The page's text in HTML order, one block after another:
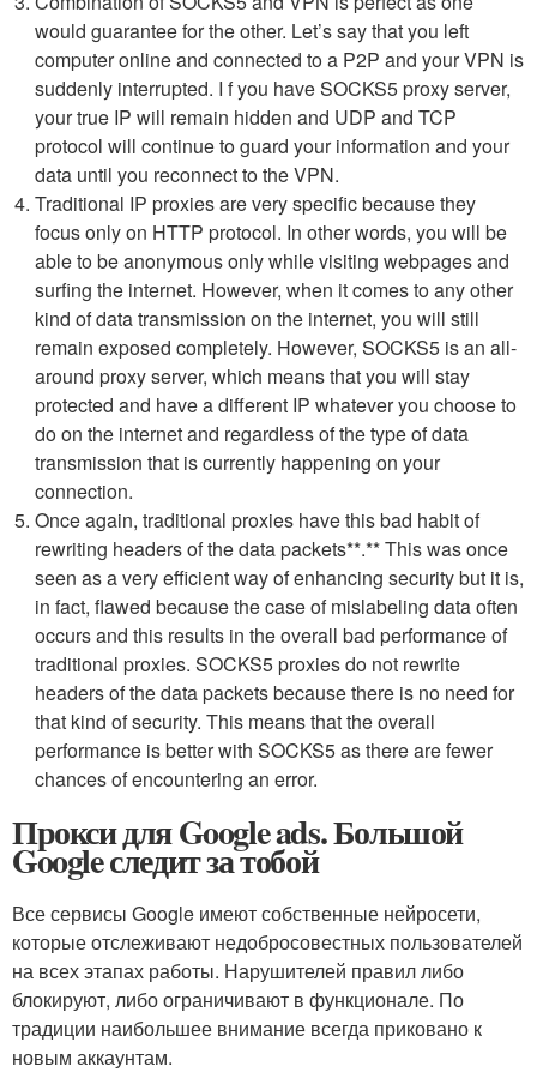
would guarantee for the other. Let’s say that you left
computer online and connected to a P2P and your VPN is
suddenly interrupted. I f you have SOCKS5 proxy server,
your true IP will remain hidden and UDP and TCP
protocol will continue to guard your information and your
data until you reconnect to the VPN.
Traditional IP proxies are very specific because they
focus only on HTTP protocol. In other words, you will be
able to be anonymous only while visiting webpages and
surfing the internet. However, when it comes to any other
kind of data transmission on the internet, you will still
remain exposed completely. However, SOCKS5 is an all-
around proxy server, which means that you will stay
protected and have a different IP whatever you choose to
do on the internet and regardless of the type of data
transmission that is currently happening on your
connection.
Once again, traditional proxies have this bad habit of
rewriting headers of the data packets**.** This was once
seen as a very efficient way of enhancing security but it is,
in fact, flawed because the case of mislabeling data often
occurs and this results in the overall bad performance of
traditional proxies. SOCKS5 proxies do not rewrite
headers of the data packets because there is no need for
that kind of security. This means that the overall
performance is better with SOCKS5 as there are fewer
chances of encountering an error.
Прокси для Google ads. Большой
Google следит за тобой
Все сервисы Google имеют собственные нейросети,
которые отслеживают недобросовестных пользователей
на всех этапах работы. Нарушителей правил либо
блокируют, либо ограничивают в функционале. По
традиции наибольшее внимание всегда приковано к
новым аккаунтам.